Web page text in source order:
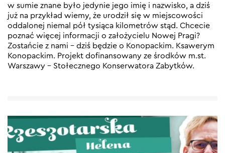
w sumie znane było jedynie jego imię i nazwisko, a dziś
już na przykład wiemy, że urodził się w miejscowości
oddalonej niemal pół tysiąca kilometrów stąd. Chcecie
poznać więcej informacji o założycielu Nowej Pragi?
Zostańcie z nami – dziś będzie o Konopackim. Ksawerym
Konopackim. Projekt dofinansowany ze środków m.st.
Warszawy – Stołecznego Konserwatora Zabytków.